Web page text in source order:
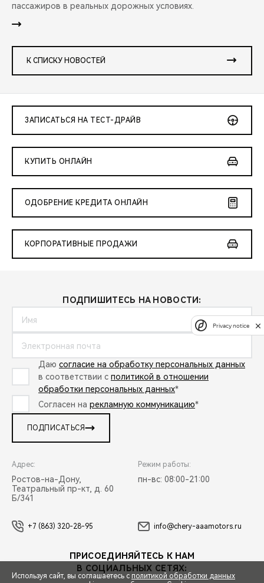
пассажиров в реальных дорожных условиях.
К СПИСКУ НОВОСТЕЙ
ЗАПИСАТЬСЯ НА ТЕСТ-ДРАЙВ
КУПИТЬ ОНЛАЙН
ОДОБРЕНИЕ КРЕДИТА ОНЛАЙН
КОРПОРАТИВНЫЕ ПРОДАЖИ
ПОДПИШИТЕСЬ НА НОВОСТИ:
Даю согласие на обработку персональных данных
в соответствии с политикой в отношении
обработки персональных данных*
Согласен на рекламную коммуникацию*
ПОДПИСАТЬСЯ
Адрес:
Ростов-на-Дону,
Театральный пр-кт, д. 60
Б/341
Режим работы:
пн-вс: 08:00-21:00
+7 (863) 320-28-95 info@chery-aaamotors.ru
ПРИСОЕДИНЯЙТЕСЬ К НАМ
В СОЦИАЛЬНЫХ СЕТЯХ:
Используя сайт, вы соглашаетесь с политикой обработки данных
Privacy notice